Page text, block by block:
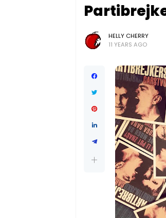
HELLY CHERRY
11 YEARS AGO